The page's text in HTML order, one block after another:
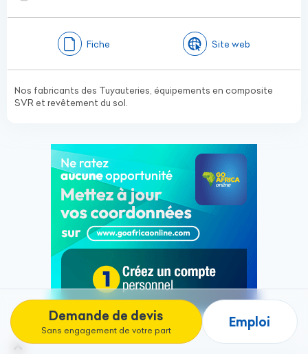
Demande de devis
Sans engagement de votre part
Emploi
Fiche Site web
Nos fabricants des Tuyauteries, équipements en composite
SVR et revêtement du sol.